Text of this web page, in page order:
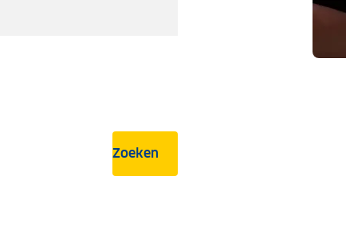
Zoeken